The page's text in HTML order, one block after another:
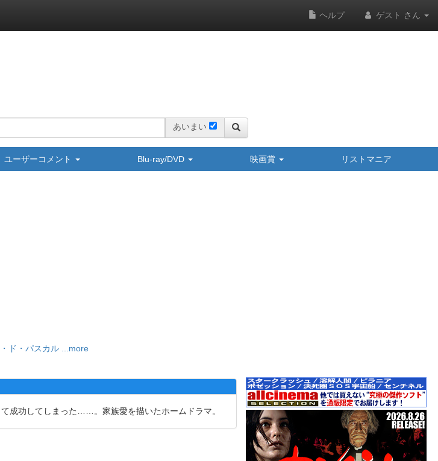
ヘルプ ゲスト さん
あいまい
ユーザーコメント Blu-ray/DVD 映画賞 リストマニア
ド・パスカル ...more
成功してしまった……。家族愛を描いたホームドラマ。